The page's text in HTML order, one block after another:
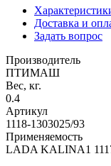
Доставка и
Задать вопрос
Производитель
ПТИМАШ
Вес, кг.
0.4
Артикул
1118-1303025/93
Применяемость
LADA KALINA1